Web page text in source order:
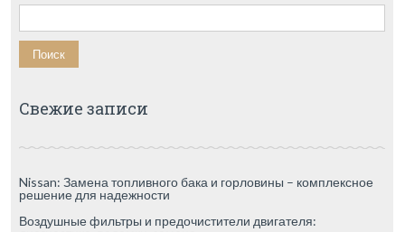
Найти:
Свежие записи
Nissan: Замена топливного бака и горловины – комплексное
решение для надежности
Воздушные фильтры и предочистители двигателя: